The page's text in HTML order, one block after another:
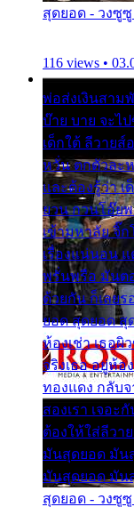
สุดยอด - วงซู
116 views •
พ่อส่งเงินสาม
บ๊าย บาย จะไ
เด็กใต้ ลีวายส์
หวั่น ตกตัวละ
และต้องรู้ว่า เ
ยวน กวนโอ๊ยพ
เข้ามหาลัย จิ๊
เรื่องแน่นอน
พรั่นพรือ มันตอ
ด้วยกัน ก็เลย
ยอด สุดยอด สุ
ห้องเช่า เธอผิ
จริงเธอ อยู่ห้อ
ทองแดง กลับ
สองเรา เจอะ
ต้องให้ใส่ลีวา
มันสุดยอด มัน
มันสุดยอด มัน
สุดยอด - วงซู